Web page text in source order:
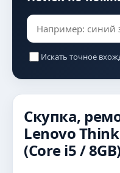
Искать точное
Скупка,
Lenovo
(Core i5 /